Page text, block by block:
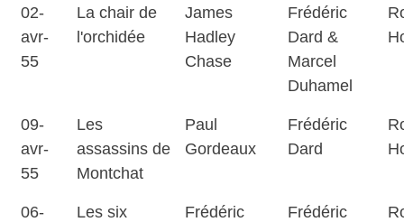
02-
avr-
55
La chair de
l'orchidée
James
Hadley
Chase
Frédéric
Dard &
Marcel
Duhamel
09-
avr-
55
Les
assassins de
Montchat
Paul
Gordeaux
Frédéric
Dard
06-
Les six
Frédéric
Frédéric